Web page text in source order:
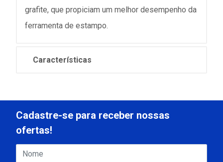
grafite, que propiciam um melhor desempenho da
ferramenta de estampo.
Características
Cadastre-se para receber nossas
ofertas!